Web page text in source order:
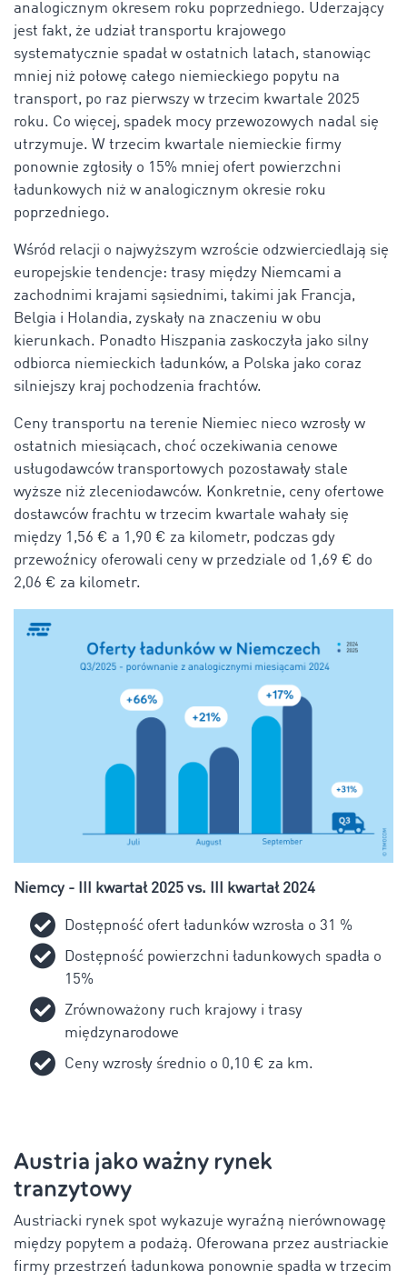
analogicznym okresem roku poprzedniego. Uderzający
jest fakt, że udział transportu krajowego
systematycznie spadał w ostatnich latach, stanowiąc
mniej niż połowę całego niemieckiego popytu na
transport, po raz pierwszy w trzecim kwartale 2025
roku. Co więcej, spadek mocy przewozowych nadal się
utrzymuje. W trzecim kwartale niemieckie firmy
ponownie zgłosiły o 15% mniej ofert powierzchni
ładunkowych niż w analogicznym okresie roku
poprzedniego.
Wśród relacji o najwyższym wzroście odzwierciedlają się
europejskie tendencje: trasy między Niemcami a
zachodnimi krajami sąsiednimi, takimi jak Francja,
Belgia i Holandia, zyskały na znaczeniu w obu
kierunkach. Ponadto Hiszpania zaskoczyła jako silny
odbiorca niemieckich ładunków, a Polska jako coraz
silniejszy kraj pochodzenia frachtów.
Ceny transportu na terenie Niemiec nieco wzrosły w
ostatnich miesiącach, choć oczekiwania cenowe
usługodawców transportowych pozostawały stale
wyższe niż zleceniodawców. Konkretnie, ceny ofertowe
dostawców frachtu w trzecim kwartale wahały się
między 1,56 € a 1,90 € za kilometr, podczas gdy
przewoźnicy oferowali ceny w przedziale od 1,69 € do
2,06 € za kilometr.
Niemcy - III kwartał 2025 vs. III kwartał 2024
Dostępność ofert ładunków wzrosła o 31 %
Dostępność powierzchni ładunkowych spadła o
15%
Zrównoważony ruch krajowy i trasy
międzynarodowe
Ceny wzrosły średnio o 0,10 € za km.
Austria jako ważny rynek
tranzytowy
Austriacki rynek spot wykazuje wyraźną nierównowagę
między popytem a podażą. Oferowana przez austriackie
firmy przestrzeń ładunkowa ponownie spadła w trzecim